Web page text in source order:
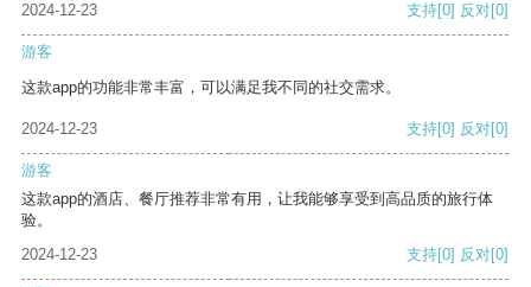
2024-12-23 支持[0] 反对[0]
游客
这款app的功能非常丰富，可以满足我不同的社交需求。
2024-12-23 支持[0] 反对[0]
游客
这款app的酒店、餐厅推荐非常有用，让我能够享受到高品质的旅行体
验。
2024-12-23
支持[0] 反对[0]